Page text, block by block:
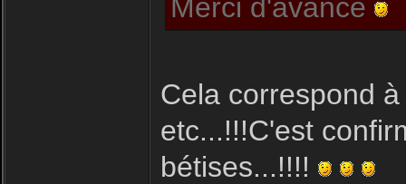
Merci d'avance
Cela correspond
etc...!!!C'est
bétises...!!!!